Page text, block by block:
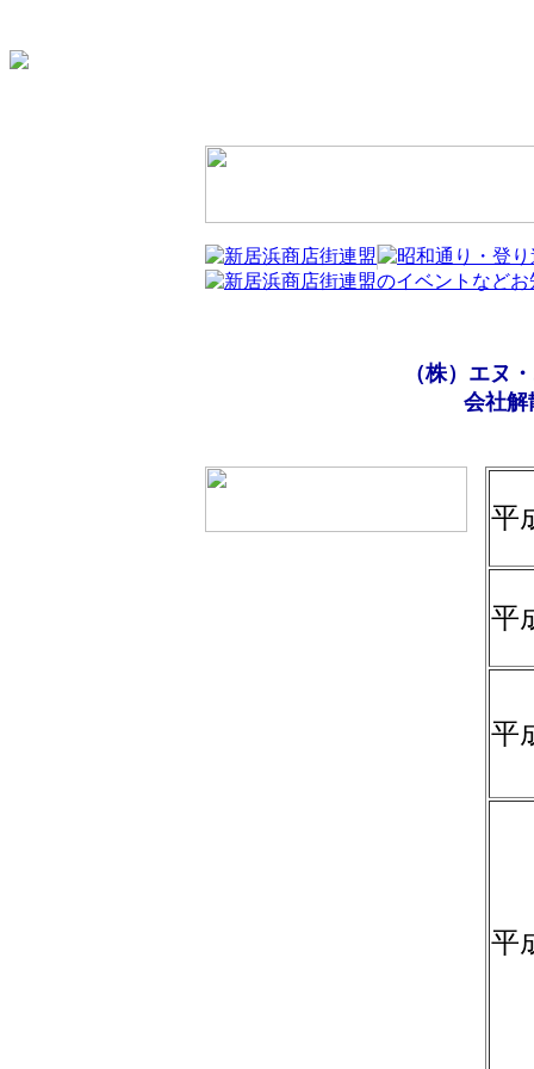
（株）エヌ
会社解
平
平
平
平